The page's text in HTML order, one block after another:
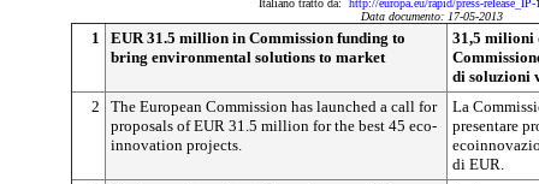
Italiano tratto da: http://europa.eu/rapid/press-
Data documento: 17-05-2013
1
EUR 31.5 million in Commission funding to
bring environmental solutions to market
31,5 milioni
di soluzioni
2
The European Commission has launched a call for
proposals of EUR 31.5 million for the best 45 eco-
innovation projects.
La
presentare
di EUR.